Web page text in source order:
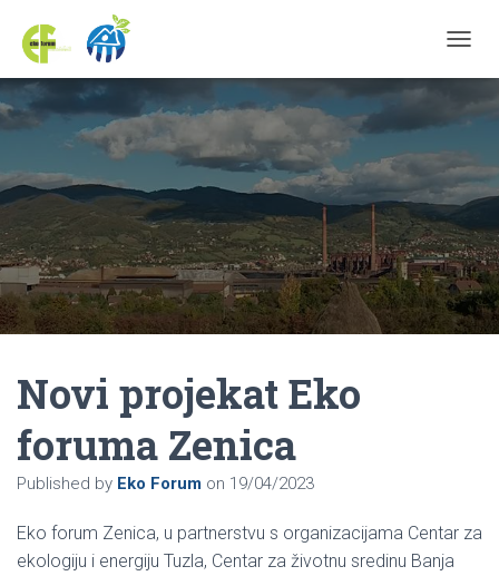
Novi projekat Eko
foruma Zenica
Published by Eko Forum on 19/04/2023
Eko forum Zenica, u partnerstvu s organizacijama Centar za
ekologiju i energiju Tuzla, Centar za životnu sredinu Banja